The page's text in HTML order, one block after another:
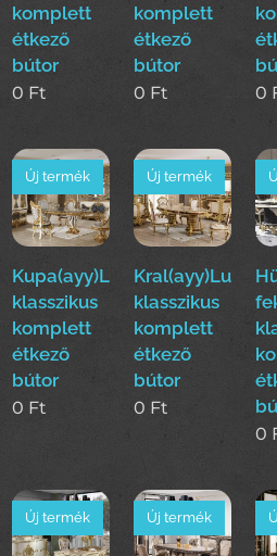
komplett
étkező
bútor
0 Ft
komplett
étkező
bútor
0 Ft 0
Kupa(ayy)Luxus
klasszikus
komplett
étkező
bútor
Új termék
0 Ft
Kral(ayy)Luxus
klasszikus
komplett
étkező
bútor
Új termék
0 Ft
0
Új termék Új termék